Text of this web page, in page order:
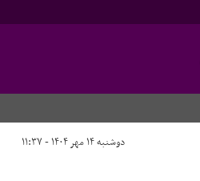
دوشنبه ۱۴ مهر ۱۴۰۴ - ۱۱:۳۷